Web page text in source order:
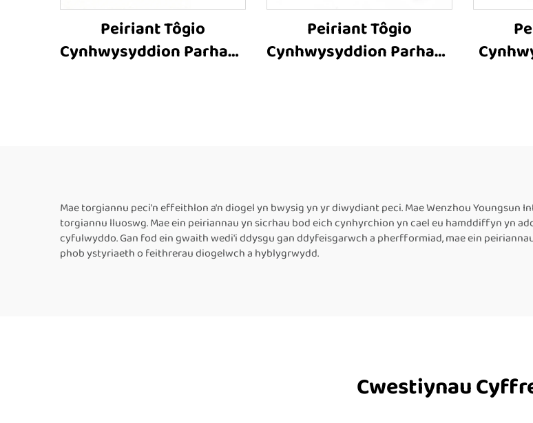
Peiriant Tôgio
Cynhwysyddion Parhaus
Kraft, Peiriant Tôgio
Band Llorweddol
Peiriant Tôgio
Cynhwysyddion Parhaus
Kraft, Peiriant Tôgio
Band Llorweddol
Mae torgiannu peci'n effeithlon a'n diogel yn bwysig yn yr diwydiant peci. Mae Wenzhou Youngsun
torgiannu lluoswg. Mae ein peiriannau yn sicrhau bod eich cynhyrchion yn cael eu hamddiffyn yn
cyfulwyddo. Gan fod ein gwaith wedi'i ddysgu gan ddyfeisgarwch a pherfformiad, mae ein
phob ystyriaeth o feithrerau diogelwch a hyblygrwydd.
Cwestiynau